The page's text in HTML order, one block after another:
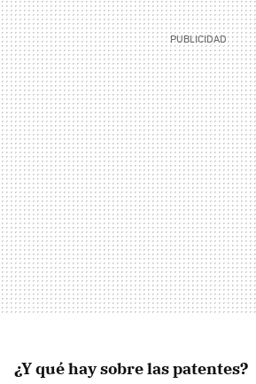
¿Y qué hay sobre las patentes?